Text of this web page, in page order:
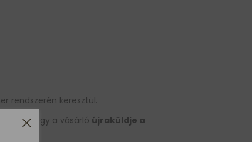
rendszerén keresztül.
hogy a vásárló újraküldje a